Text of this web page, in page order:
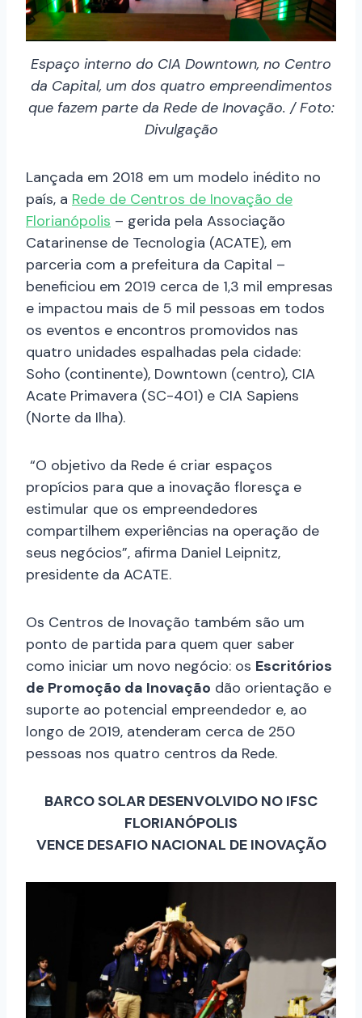
Espaço interno do CIA Downtown, no Centro
da Capital, um dos quatro empreendimentos
que fazem parte da Rede de Inovação. / Foto:
Divulgação
Lançada em 2018 em um modelo inédito no
país, a Rede de Centros de Inovação de
Florianópolis – gerida pela Associação
Catarinense de Tecnologia (ACATE), em
parceria com a prefeitura da Capital –
beneficiou em 2019 cerca de 1,3 mil empresas
e impactou mais de 5 mil pessoas em todos
os eventos e encontros promovidos nas
quatro unidades espalhadas pela cidade:
Soho (continente), Downtown (centro), CIA
Acate Primavera (SC-401) e CIA Sapiens
(Norte da Ilha).
“O objetivo da Rede é criar espaços
propícios para que a inovação floresça e
estimular que os empreendedores
compartilhem experiências na operação de
seus negócios”, afirma Daniel Leipnitz,
presidente da ACATE.
Os Centros de Inovação também são um
ponto de partida para quem quer saber
como iniciar um novo negócio: os Escritórios
de Promoção da Inovação dão orientação e
suporte ao potencial empreendedor e, ao
longo de 2019, atenderam cerca de 250
pessoas nos quatro centros da Rede.
BARCO SOLAR DESENVOLVIDO NO IFSC
FLORIANÓPOLIS
VENCE DESAFIO NACIONAL DE INOVAÇÃO